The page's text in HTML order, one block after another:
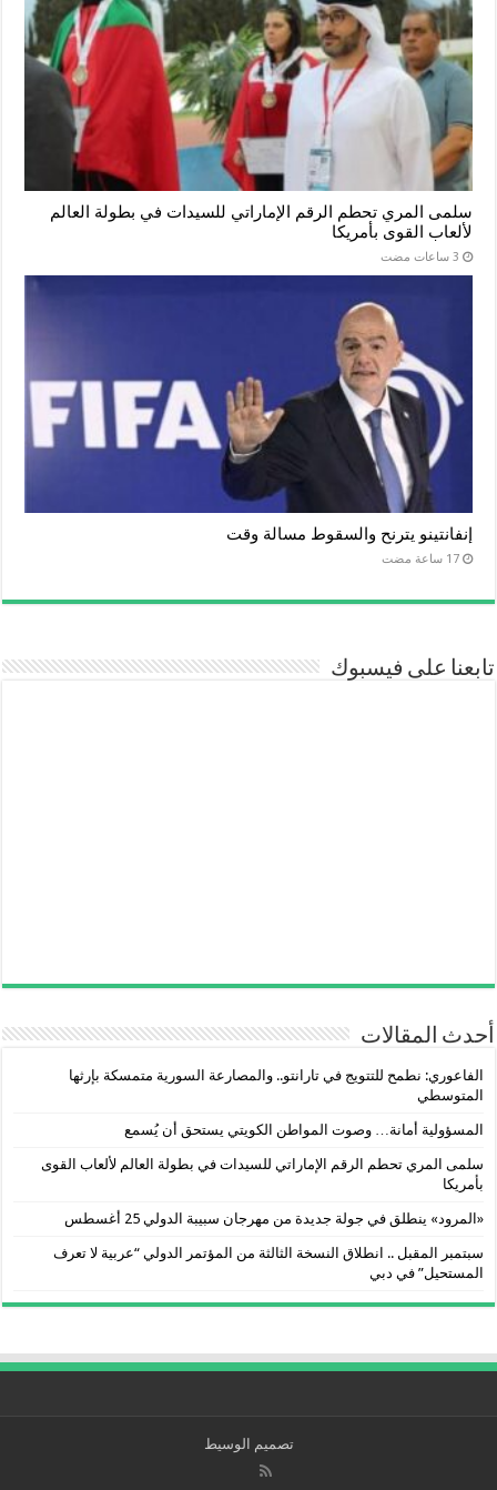
سلمى المري تحطم الرقم الإماراتي للسيدات في بطولة العالم
لألعاب القوى بأمريكا
إنفانتينو يترنح والسقوط مسالة وقت
‏17 ساعة مضت
تابعنا على فيسبوك
أحدث المقالات
الفاعوري: نطمح للتتويج في تارانتو.. والمصارعة السورية متمسكة بإرثها
المتوسطي
المسؤولية أمانة… وصوت المواطن الكويتي يستحق أن يُسمع
سلمى المري تحطم الرقم الإماراتي للسيدات في بطولة العالم لألعاب القوى
بأمريكا
«المرود» ينطلق في جولة جديدة من مهرجان سبيبة الدولي 25 أغسطس
سبتمبر المقبل .. انطلاق النسخة الثالثة من المؤتمر الدولي “عربية لا تعرف
المستحيل” في دبي
تصميم الوسيط